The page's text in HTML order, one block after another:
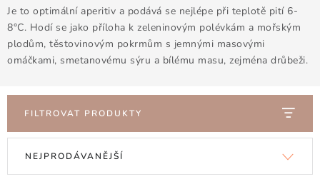
PŘÍSLUŠENSTVÍ
Doprava a platba
Obchodní podmínky
Kontakty
O nás Velkoobchod
Je to optimální aperitiv a podává se nejlépe při teplotě pití 6-
8°C. Hodí se jako příloha k zeleninovým polévkám a mořským
plodům, těstovinovým pokrmům s jemnými masovými
omáčkami, smetanovému sýru a bílému masu, zejména drůbeži.
FILTROVAT PRODUKTY
NEJPRODÁVANĚJŠÍ